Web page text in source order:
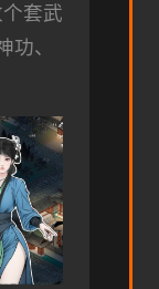
套武
功、